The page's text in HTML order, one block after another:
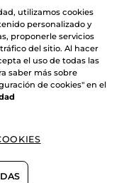
5 ml
(510)
Maquillaje
utilizamos cookies
personalizado y
proponerle servicios
del sitio. Al hacer
el uso de todas las
saber más sobre
de cookies" en el